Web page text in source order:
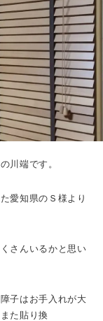
川端です。
愛知県のＳ様より
さんいるかと思い
子はお手入れが大
た貼り換